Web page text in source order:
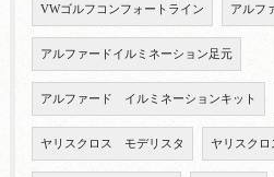
VWゴルフコンフォートライン アルフ
アルファードイルミネーション足元
アルファード イルミネーションキット
ヤリスクロス モデリスタ ヤリスクロ